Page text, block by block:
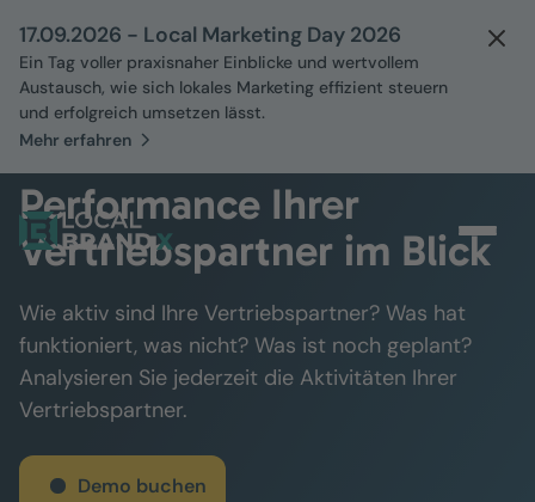
17.09.2026 - Local Marketing Day 2026
Ein Tag voller praxisnaher Einblicke und wertvollem
Austausch, wie sich lokales Marketing effizient steuern
und erfolgreich umsetzen lässt.
Mehr erfahren
Behalten Sie die
Performance Ihrer
Vertriebspartner im Blick
Wie aktiv sind Ihre Vertriebspartner? Was hat
funktioniert, was nicht? Was ist noch geplant?
Analysieren Sie jederzeit die Aktivitäten Ihrer
Vertriebspartner.
Demo buchen